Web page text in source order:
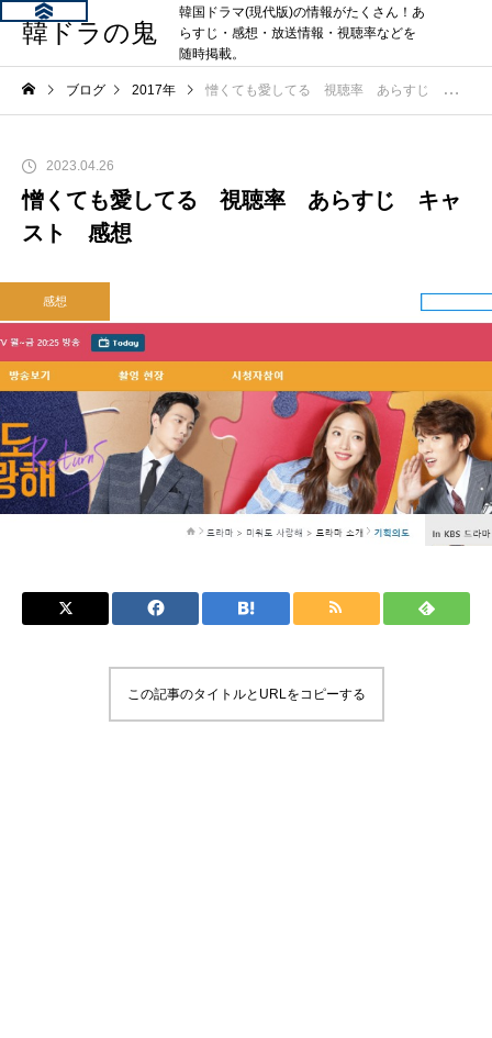
韓ドラの鬼
韓国ドラマ(現代版)の情報がたくさん！あ
らすじ・感想・放送情報・視聴率などを
随時掲載。
ブログ 2017年 憎くても愛してる 視聴率 あらすじ キャスト 感想
2023.04.26
憎くても愛してる 視聴率 あらすじ キャ
スト 感想
感想
この記事のタイトルとURLをコピーする